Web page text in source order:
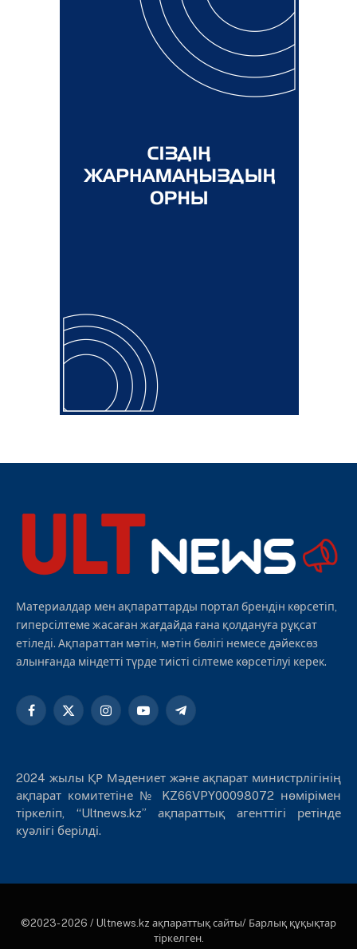
Материалдар мен ақпараттарды портал брендін көрсетіп,
гиперсілтеме жасаған жағдайда ғана қолдануға рұқсат
етіледі. Ақпараттан мәтін, мәтін бөлігі немесе дәйексөз
алынғанда міндетті түрде тиісті сілтеме көрсетілуі керек.
Facebook
X
InstagramYouTubeTelegram
2024 жылы ҚР Мәдениет және ақпарат министрлігінің
ақпарат комитетіне № KZ66VPY00098072 нөмірімен
тіркеліп, “Ultnews.kz” ақпараттық агенттігі ретінде
куәлігі берілді.
©2023- 2026 / Ultnews.kz ақпараттық сайты/ Барлық құқықтар
тіркелген.